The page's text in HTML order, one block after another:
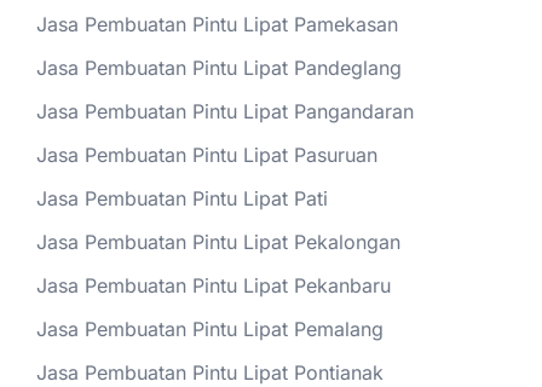
Jasa Pembuatan Pintu Lipat Pamekasan
Jasa Pembuatan Pintu Lipat Pandeglang
Jasa Pembuatan Pintu Lipat Pangandaran
Jasa Pembuatan Pintu Lipat Pasuruan
Jasa Pembuatan Pintu Lipat Pati
Jasa Pembuatan Pintu Lipat Pekalongan
Jasa Pembuatan Pintu Lipat Pekanbaru
Jasa Pembuatan Pintu Lipat Pemalang
Jasa Pembuatan Pintu Lipat Pontianak